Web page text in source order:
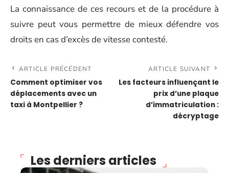
La connaissance de ces recours et de la procédure à
suivre peut vous permettre de mieux défendre vos
droits en cas d’excès de vitesse contesté.
ARTICLE PRÉCÉDENT
Comment optimiser vos
déplacements avec un
taxi à Montpellier ?
ARTICLE SUIVANT
Les facteurs influençant le
prix d’une plaque
d’immatriculation :
décryptage
Les derniers articles